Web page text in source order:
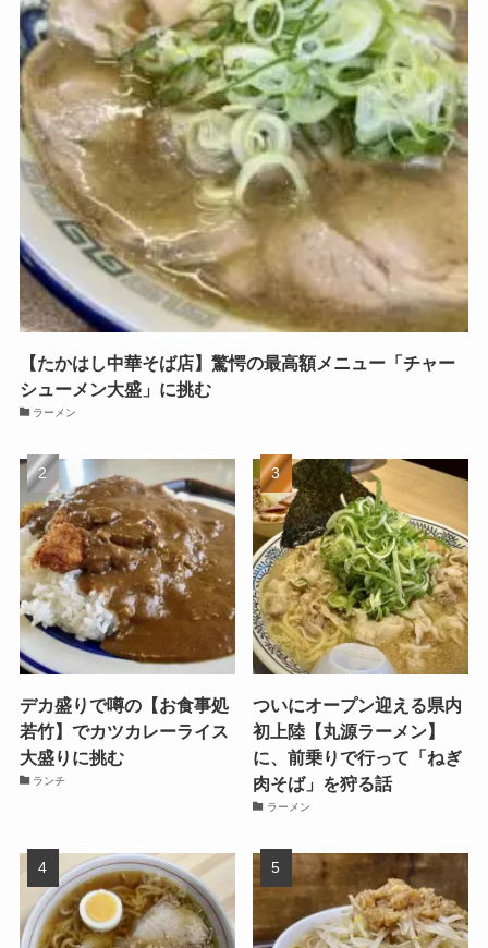
【たかはし中華そば店】驚愕の最高額メニュー「チャー
シューメン大盛」に挑む
ラーメン
デカ盛りで噂の【お食事処
若竹】でカツカレーライス
大盛りに挑む
ランチ
ついにオープン迎える県内
初上陸【丸源ラーメン】
に、前乗りで行って「ねぎ
肉そば」を狩る話
ラーメン